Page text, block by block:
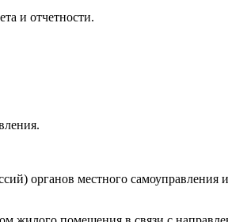
и отчетности.
органов местного